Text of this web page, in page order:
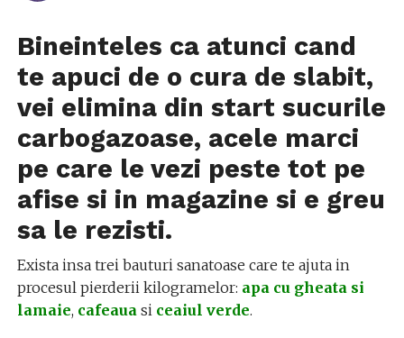
Bineinteles ca atunci cand
te apuci de o cura de slabit,
vei elimina din start sucurile
carbogazoase, acele marci
pe care le vezi peste tot pe
afise si in magazine si e greu
sa le rezisti.
Exista insa trei bauturi sanatoase care te ajuta in
procesul pierderii kilogramelor: apa cu gheata si
lamaie, cafeauasi ceaiul verde.